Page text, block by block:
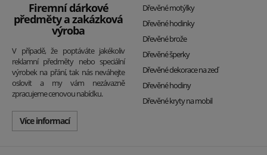
Firemní dárkové
předměty a zakázková
výroba
V případě, že poptáváte jakékoliv
reklamní předměty nebo speciální
výrobek na přání, tak nás neváhejte
oslovit a my vám nezávazně
zpracujeme cenovou nabídku.
Více informací
Dřevěné motýlky
Dřevěné hodinky
Dřevěné brože
Dřevěné šperky
Dřevěné dekorace na zeď
Dřevěné hodiny
Dřevěné kryty na mobil